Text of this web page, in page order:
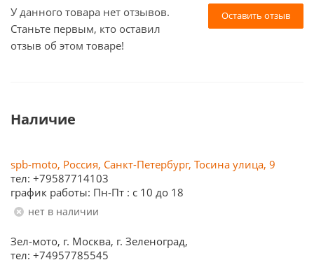
Оставить отзыв
У данного товара нет отзывов.
Станьте первым, кто оставил
отзыв об этом товаре!
Наличие
spb-moto, Россия, Санкт-Петербург, Тосина улица, 9
тел: +79587714103
график работы: Пн-Пт : с 10 до 18
Нет в наличии
Зел-мото, г. Москва, г. Зеленоград,
тел: +74957785545